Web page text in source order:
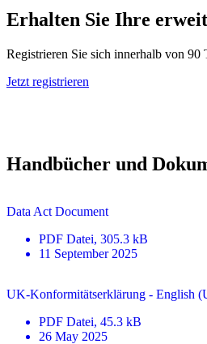
Erhalten Sie Ihre
Registrieren Sie sich innerhalb von 90
Jetzt registrieren
Handbücher und
Data Act Document
PDF Datei, 305.3 kB
11 September 2025
UK-Konformitätserklärung - English
PDF Datei, 45.3 kB
26 May 2025